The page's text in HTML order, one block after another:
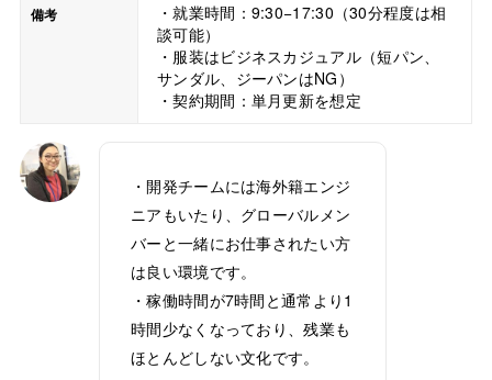
備考
・就業時間：9:30−17:30（30分程度は相
談可能）
・服装はビジネスカジュアル（短パン、
サンダル、ジーパンはNG）
・契約期間：単月更新を想定
・開発チームには海外籍エンジ
ニアもいたり、グローバルメン
バーと一緒にお仕事されたい方
は良い環境です。
・稼働時間が7時間と通常より1
時間少なくなっており、残業も
ほとんどしない文化です。